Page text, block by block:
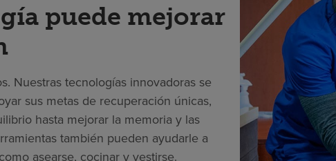
puede mejorar
Nuestras tecnologías innovadoras se
sus metas de recuperación únicas,
hasta mejorar la memoria y las
también pueden ayudarle a
asearse, cocinar y vestirse.